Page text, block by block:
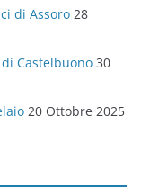
di Assoro 28
Castelbuono 30
20 Ottobre 2025